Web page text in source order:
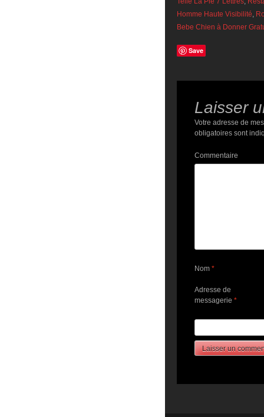
Homme Haute Visibilité,
Bebe Chien à Donner
Save
Laisser
Votre adresse de
obligatoires sont
Commentaire
Nom *
Adresse de
messagerie *